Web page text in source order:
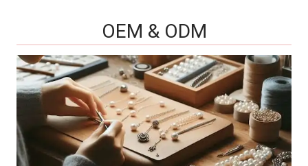
OEM & ODM